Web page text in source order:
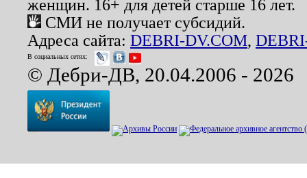
женщин. 16+ для детей старше 16 лет.
СМИ не получает субсидий.
Адреса сайта: DEBRI-DV.COM,
В социальных сетях:
© Дебри-ДВ, 20.04.2006 - 2026